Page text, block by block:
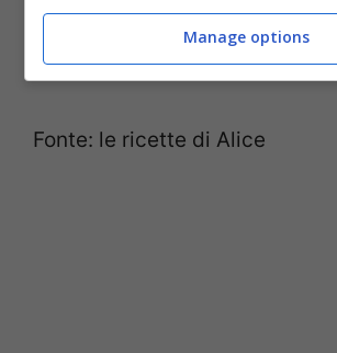
certi che con questa ricetta del
mediterraneo farete faville.
Fonte: le ricette di Alice
Manage options